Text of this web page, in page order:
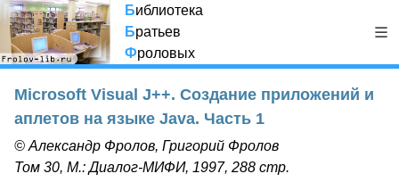
Библиотека
Братьев
Фроловых
Microsoft Visual J++. Создание приложений и
аплетов на языке Java. Часть 1
© Александр Фролов, Григорий Фролов
Том 30, М.: Диалог-МИФИ, 1997, 288 стр.